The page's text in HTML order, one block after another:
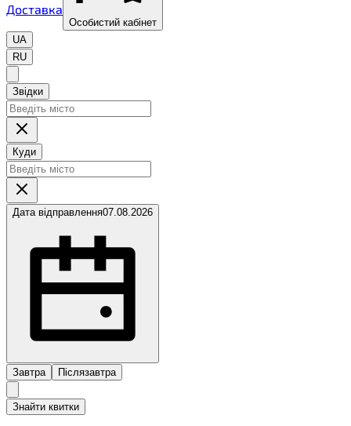
Доставка
Особистий кабінет
UA
RU
Звідки
Куди
Дата відправлення07.08.2026
Завтра Післязавтра
Знайти квитки